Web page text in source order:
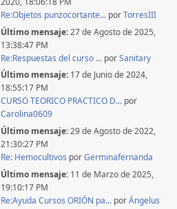
Re:Objetos punzocortante... porTorresIII
Último mensaje:27 de Agosto de 2025,
13:38:47 PM
Re:Respuestas del curso ... porSanitary
Último mensaje: 17 de Junio de 2024,
18:55:17 PM
CURSO TEORICO PRACTICO D... por
Carolina0609
Último mensaje:29 de Agosto de 2022,
21:30:27 PM
Re: Hemocultivos porGerminafernanda
Último mensaje: 11 de Marzo de 2025,
19:10:17 PM
Re:Ayuda Cursos ORIÓN pa... porÁngelus